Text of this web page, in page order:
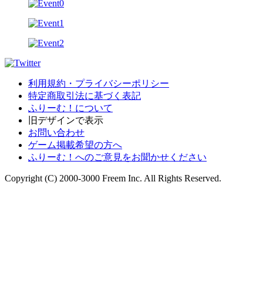
利用規約・プライバシーポリシー
特定商取引法に基づく表記
ふりーむ！について
旧デザインで表示
お問い合わせ
ゲーム掲載希望の方へ
ふりーむ！へのご意見をお聞かせください
Copyright (C) 2000-3000 Freem Inc. All Rights Reserved.